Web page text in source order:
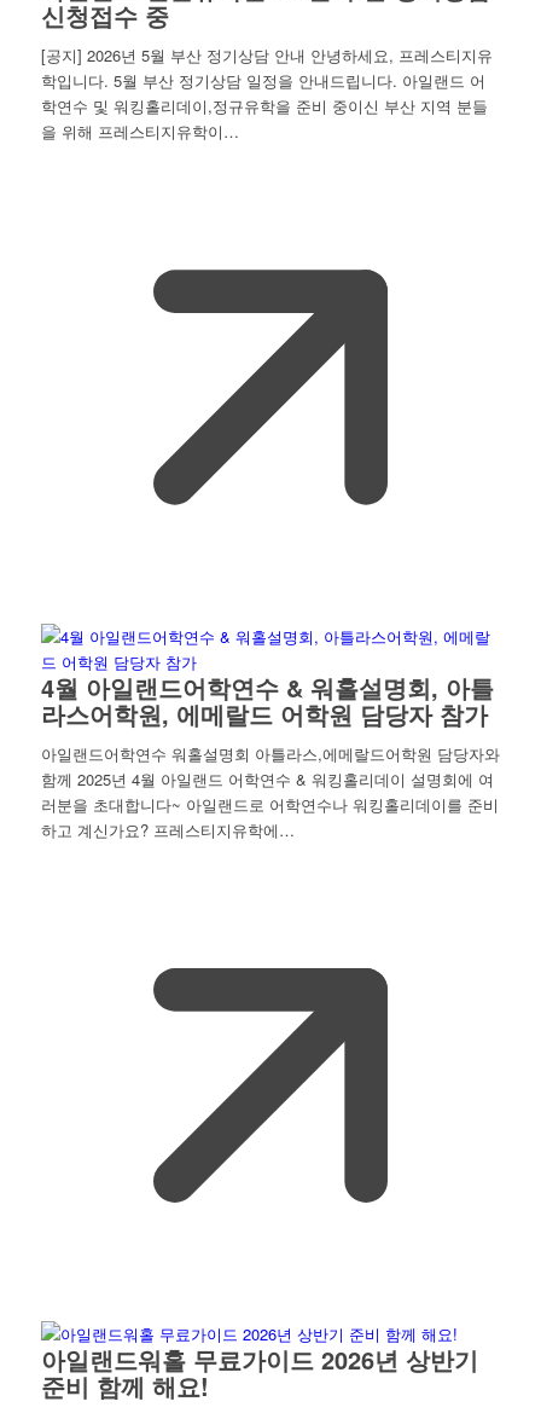
신청접수 중
[공지] 2026년 5월 부산 정기상담 안내 안녕하세요, 프레스티지유
학입니다. 5월 부산 정기상담 일정을 안내드립니다. 아일랜드 어
학연수 및 워킹홀리데이,정규유학을 준비 중이신 부산 지역 분들
을 위해 프레스티지유학이…
4월 아일랜드어학연수 & 워홀설명회, 아틀
라스어학원, 에메랄드 어학원 담당자 참가
아일랜드어학연수 워홀설명회 아틀라스,에메랄드어학원 담당자와
함께 2025년 4월 아일랜드 어학연수 & 워킹홀리데이 설명회에 여
러분을 초대합니다~ 아일랜드로 어학연수나 워킹홀리데이를 준비
하고 계신가요? 프레스티지유학에…
아일랜드워홀 무료가이드 2026년 상반기
준비 함께 해요!